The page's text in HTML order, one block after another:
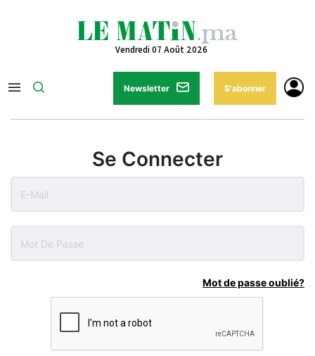
Vendredi 07 Août 2026
Newsletter S'abonner
Se Connecter
Mot de passe oublié?